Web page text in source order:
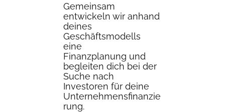
Gemeinsam
entwickeln wir anhand
deines
Geschäftsmodells
eine
Finanzplanung und
begleiten dich bei der
Suche nach
Investoren für deine
Unternehmensfinanzie
rung.